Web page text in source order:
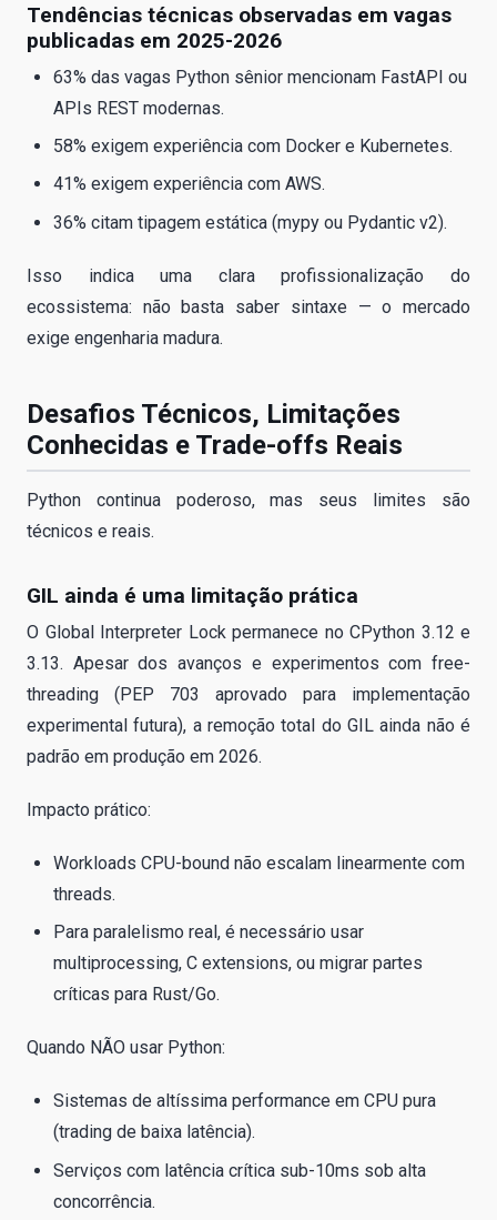
Tendências técnicas observadas em vagas
publicadas em 2025-2026
63% das vagas Python sênior mencionam FastAPI ou
APIs REST modernas.
58% exigem experiência com Docker e Kubernetes.
41% exigem experiência com AWS.
36% citam tipagem estática (mypy ou Pydantic v2).
Isso indica uma clara profissionalização do
ecossistema: não basta saber sintaxe — o mercado
exige engenharia madura.
Desafios Técnicos, Limitações
Conhecidas e Trade-offs Reais
Python continua poderoso, mas seus limites são
técnicos e reais.
GIL ainda é uma limitação prática
O Global Interpreter Lock permanece no CPython 3.12 e
3.13. Apesar dos avanços e experimentos com free-
threading (PEP 703 aprovado para implementação
experimental futura), a remoção total do GIL ainda não é
padrão em produção em 2026.
Impacto prático:
Workloads CPU-bound não escalam linearmente com
threads.
Para paralelismo real, é necessário usar
multiprocessing, C extensions, ou migrar partes
críticas para Rust/Go.
Quando NÃO usar Python:
Sistemas de altíssima performance em CPU pura
(trading de baixa latência).
Serviços com latência crítica sub-10ms sob alta
concorrência.